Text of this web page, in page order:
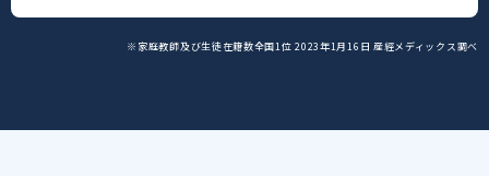
※家庭教師及び生徒在籍数全国1位 2023年1月16日 産經メディックス調べ